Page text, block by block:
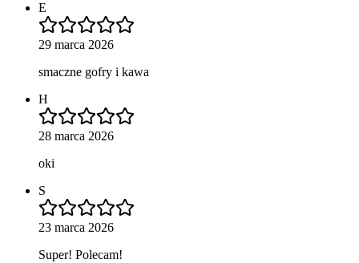
E
29 marca 2026
smaczne gofry i kawa
H
28 marca 2026
oki
S
23 marca 2026
Super! Polecam!